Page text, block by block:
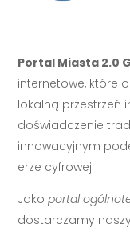
Portal Miasta 2.0
internetowe, które
lokalną przestrzeń
doświadczenie
innowacyjnym
erze cyfrowej.
Jakoportal
dostarczamy